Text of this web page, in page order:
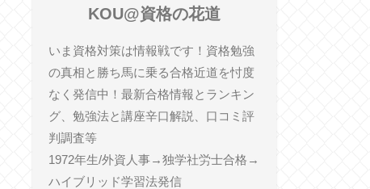
KOU@資格の花道
いま資格対策は情報戦です！資格勉強
の真相と勝ち馬に乗る合格近道を忖度
なく発信中！最新合格情報とランキン
グ、勉強法と講座辛口解説、口コミ評
判調査等
1972年生/外資人事→独学社労士合格→
ハイブリッド学習法発信